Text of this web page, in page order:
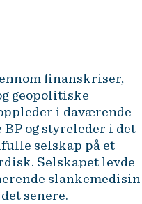
finanskriser,
geopolitiske
i daværende
og styreleder i det
selskap på et
Selskapet levde
slankemedisin
senere.